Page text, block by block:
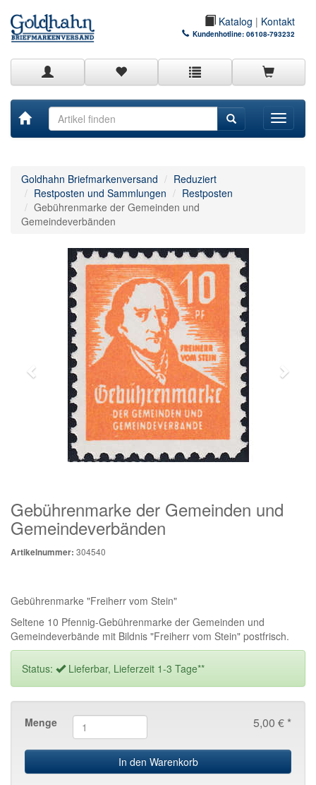
Katalog | Kontakt
Kundenhotline: 06108-793232
Toggle
Goldhahn Briefmarkenversand
Reduziert
Restposten und Sammlungen
Restposten
Gebührenmarke der Gemeinden und
Gemeindeverbänden
Gebührenmarke der Gemeinden und
Gemeindeverbänden
Artikelnummer: 304540
Gebührenmarke "Freiherr vom Stein"
Seltene 10 Pfennig-Gebührenmarke der Gemeinden und
Gemeindeverbände mit Bildnis "Freiherr vom Stein" postfrisch.
Status: Lieferbar, Lieferzeit 1-3 Tage**
5,00 € *
Menge
In den Warenkorb